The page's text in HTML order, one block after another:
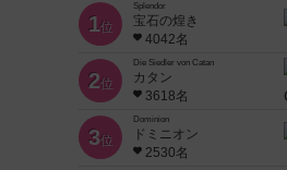
1位
Splendor
宝石の煌き
4042名
2位
Die Siedler von Catan
カタン
3618名
3位
Dominion
ドミニオン
2530名